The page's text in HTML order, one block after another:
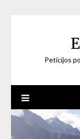
Peticijos